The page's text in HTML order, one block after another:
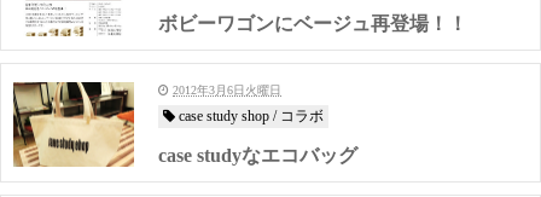
ボビーワゴンにベージュ再登場！！
2012年3月6日火曜日
case study shop / コラボ
case studyなエコバッグ